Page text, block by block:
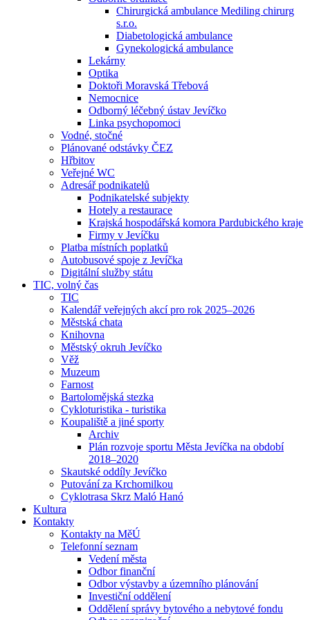
Chirurgická ambulance Mediling chirurg
s.r.o.
Diabetologická ambulance
Gynekologická ambulance
Lekárny
Optika
Doktoři Moravská Třebová
Nemocnice
Odborný léčebný ústav Jevíčko
Linka psychopomoci
Vodné, stočné
Plánované odstávky ČEZ
Hřbitov
Veřejné WC
Adresář podnikatelů
Podnikatelské subjekty
Hotely a restaurace
Krajská hospodářská komora Pardubického kraje
Firmy v Jevíčku
Platba místních poplatků
Autobusové spoje z Jevíčka
Digitální služby státu
TIC, volný čas
TIC
Kalendář veřejných akcí pro rok 2025–2026
Městská chata
Knihovna
Městský okruh Jevíčko
Věž
Muzeum
Farnost
Bartolomějská stezka
Cykloturistika - turistika
Koupaliště a jiné sporty
Archiv
Plán rozvoje sportu Města Jevíčka na období
2018–2020
Skautské oddíly Jevíčko
Putování za Krchomilkou
Cyklotrasa Skrz Maló Hanó
Kultura
Kontakty
Kontakty na MěÚ
Telefonní seznam
Vedení města
Odbor finanční
Odbor výstavby a územního plánování
Investiční oddělení
Oddělení správy bytového a nebytové fondu